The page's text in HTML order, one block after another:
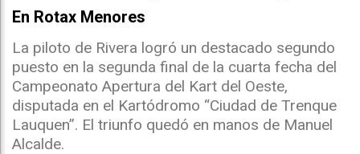
En Rotax Menores
La piloto de Rivera logró un destacado segundo
puesto en la segunda final de la cuarta fecha del
Campeonato Apertura del Kart del Oeste,
disputada en el Kartódromo “Ciudad de Trenque
Lauquen”. El triunfo quedó en manos de Manuel
Alcalde.